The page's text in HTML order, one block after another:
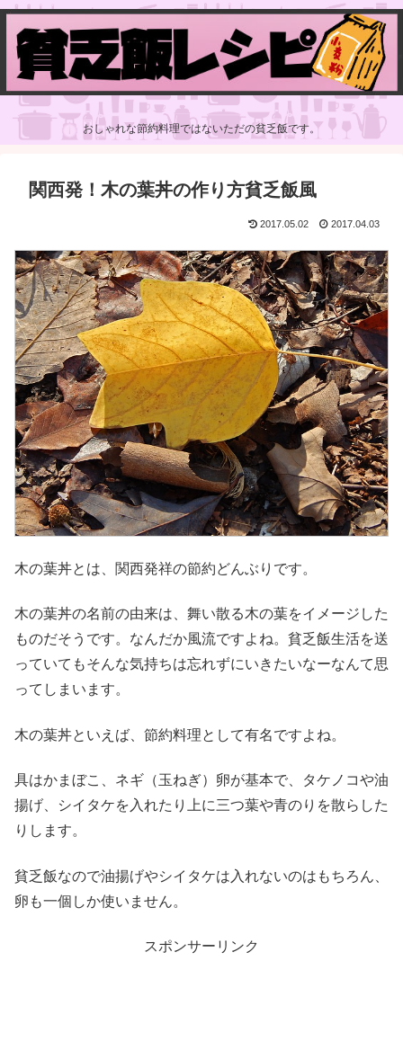
おしゃれな節約料理ではないただの貧乏飯です。
関西発！木の葉丼の作り方貧乏飯風
2017.05.02 2017.04.03
木の葉丼とは、関西発祥の節約どんぶりです。
木の葉丼の名前の由来は、舞い散る木の葉をイメージした
ものだそうです。なんだか風流ですよね。貧乏飯生活を送
っていてもそんな気持ちは忘れずにいきたいなーなんて思
ってしまいます。
木の葉丼といえば、節約料理として有名ですよね。
具はかまぼこ、ネギ（玉ねぎ）卵が基本で、タケノコや油
揚げ、シイタケを入れたり上に三つ葉や青のりを散らした
りします。
貧乏飯なので油揚げやシイタケは入れないのはもちろん、
卵も一個しか使いません。
スポンサーリンク